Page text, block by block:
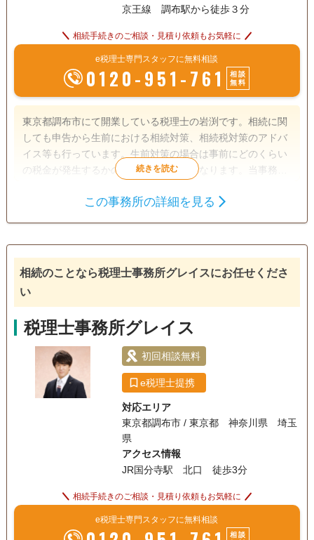
京王線 調布駅から徒歩３分
相続手続きのご相談・見積り依頼もお気軽に
e税理士専門スタッフに無料相談
0120-951-761
相談
無料
東京都調布市にて開業している税理士の岩渕です。相続に関
しても申告から生前における相続対策、相続税対策のアドバ
イス等も行っています。生前対策の場合は事前にどのくらい
の税金が発生するかの事前把握が大切になります。当事務所
で現状把握がしたい等ご相談がありましたら是非一度お問い
相続手続き
電話相談可 訪問可 土日相談可 初回相談無料
オンライン面談可 事務所面談可
この事務所の詳細を見る
相続のことなら税理士事務所グレイスにお任せくださ
い
税理士事務所グレイス
初回相談無料
e税理士提携
対応エリア
東京都調布市 / 東京都 神奈川県 埼玉
県
アクセス情報
JR国分寺駅 北口 徒歩3分
相続手続きのご相談・見積り依頼もお気軽に
e税理士専門スタッフに無料相談
相談